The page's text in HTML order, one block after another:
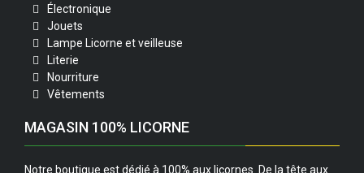
Électronique
Jouets
Lampe Licorne et veilleuse
Literie
Nourriture
Vêtements
MAGASIN 100% LICORNE
Notre boutique est dédié à 100% aux licornes. De la tête aux